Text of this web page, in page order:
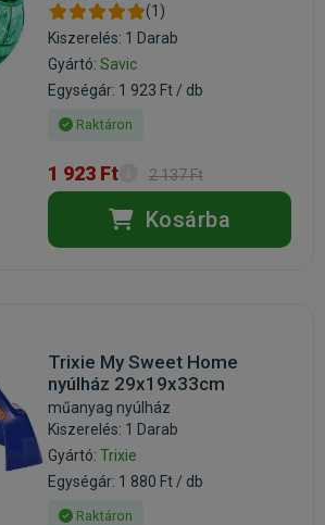
(1)
Kiszerelés: 1 Darab
Gyártó: Savic
Egységár: 1 923 Ft / db
Raktáron
1 923 Ft 2 137 Ft
Kosárba
Trixie My Sweet Home
nyúlház 29x19x33cm
műanyag nyúlház
Kiszerelés: 1 Darab
Gyártó: Trixie
Egységár: 1 880 Ft / db
Raktáron